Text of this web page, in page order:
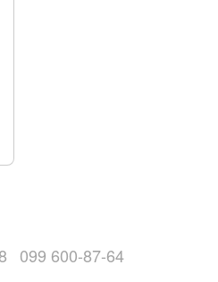
099 600-87-64